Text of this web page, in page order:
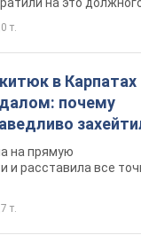
т.
стартовало в
конференций.